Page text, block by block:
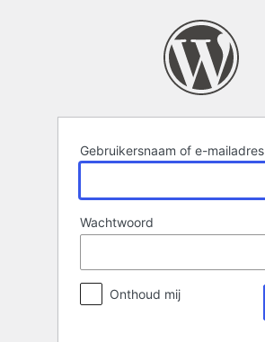
Gebruikersnaam of e-mailadres
Wachtwoord
Onthoud mij